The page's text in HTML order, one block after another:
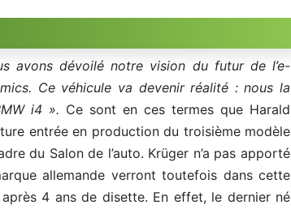
avons dévoilé notre vision du futur de l’e-
Ce véhicule va devenir réalité : nous la
i4 ». Ce sont en ces termes que Harald
entrée en production du troisième modèle
du Salon de l’auto. Krüger n’a pas apporté
allemande verront toutefois dans cette
4 ans de disette. En effet, le dernier né